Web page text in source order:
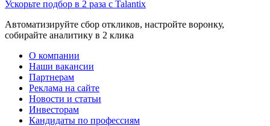
Ускорьте подбор в 2 раза с Talantix
Автоматизируйте сбор откликов, настройте воронку,
собирайте аналитику в 2 клика
О компании
Наши вакансии
Партнерам
Реклама на сайте
Новости и статьи
Инвесторам
Кандидаты по профессиям